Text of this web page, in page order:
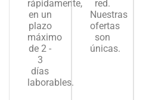
rápidamente,
en un
plazo
máximo
de 2 -
3
días
laborables.
red.
Nuestras
ofertas
son
únicas.